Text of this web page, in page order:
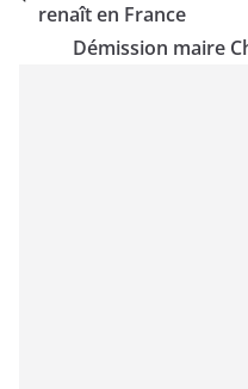
renaît en France
Démission maire